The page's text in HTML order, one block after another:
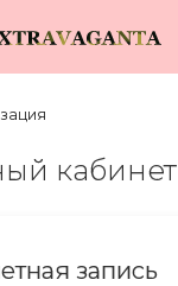
кабинет
запись